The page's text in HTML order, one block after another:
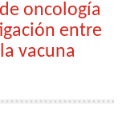
oncología
entre
vacuna